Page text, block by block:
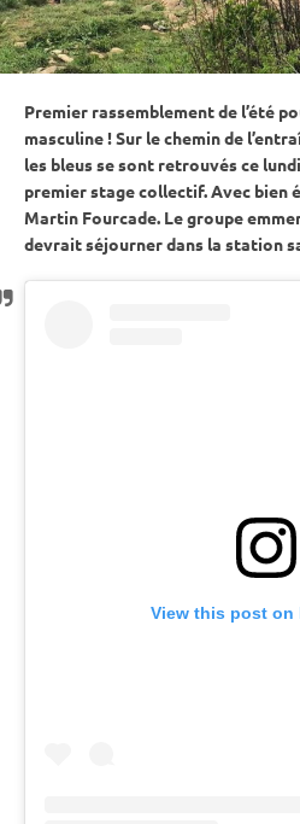
Premier rassemblement de l’été
masculine ! Sur le chemin de
les bleus se sont retrouvés ce
premier stage collectif. Avec bien
Martin Fourcade. Le groupe
devrait séjourner dans la station
View this post on